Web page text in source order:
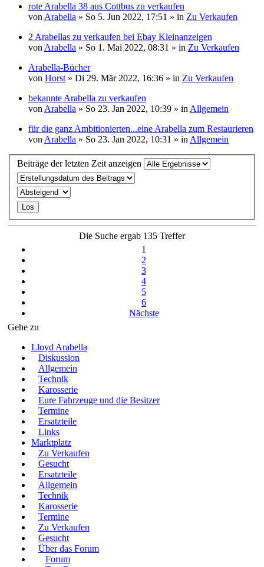
rote Arabella 38 aus Cottbus zu verkaufen
von Arabella » So 5. Jun 2022, 17:51 » in Zu Verkaufen
2 Arabellas zu verkaufen bei Ebay Kleinanzeigen
von Arabella » So 1. Mai 2022, 08:31 » in Zu Verkaufen
Arabella-Bücher
von Horst » Di 29. Mär 2022, 16:36 » in Zu Verkaufen
bekannte Arabella zu verkaufen
von Arabella » So 23. Jan 2022, 10:39 » in Allgemein
für die ganz Ambitionierten...eine Arabella zum Restaurieren
von Arabella » So 23. Jan 2022, 10:31 » in Allgemein
Beiträge der letzten Zeit anzeigen
Die Suche ergab 135 Treffer
1
2
3
4
5
6
Nächste
Gehe zu
Lloyd Arabella
Diskussion
Allgemein
Technik
Karosserie
Eure Fahrzeuge und die Besitzer
Termine
Ersatzteile
Links
Marktplatz
Zu Verkaufen
Gesucht
Ersatzteile
Allgemein
Technik
Karosserie
Termine
Zu Verkaufen
Gesucht
Über das Forum
Forum